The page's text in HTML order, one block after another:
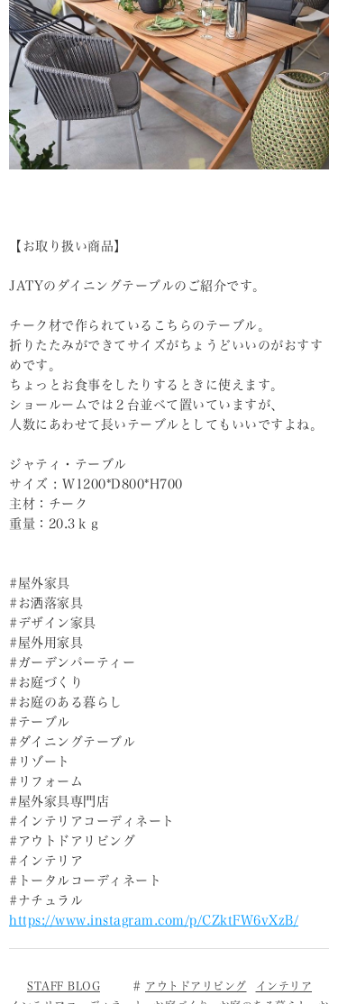
【お取り扱い商品】
JATYのダイニングテーブルのご紹介です。
チーク材で作られているこちらのテーブル。
折りたたみができてサイズがちょうどいいのがおすす
めです。
ちょっとお食事をしたりするときに使えます。
ショールームでは２台並べて置いていますが、
人数にあわせて長いテーブルとしてもいいですよね。
ジャティ・テーブル
サイズ : W1200*D800*H700
主材：チーク
重量：20.3ｋｇ
#屋外家具
#お洒落家具
#デザイン家具
#屋外用家具
#ガーデンパーティー
#お庭づくり
#お庭のある暮らし
#テーブル
#ダイニングテーブル
#リゾート
#リフォーム
#屋外家具専門店
#インテリアコーディネート
#アウトドアリビング
#インテリア
#トータルコーディネート
#ナチュラル
https://www.instagram.com/p/CZktFW6vXzB/
STAFF BLOG アウトドアリビング
インテリア